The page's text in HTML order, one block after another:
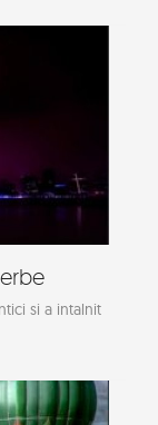
si a intalnit